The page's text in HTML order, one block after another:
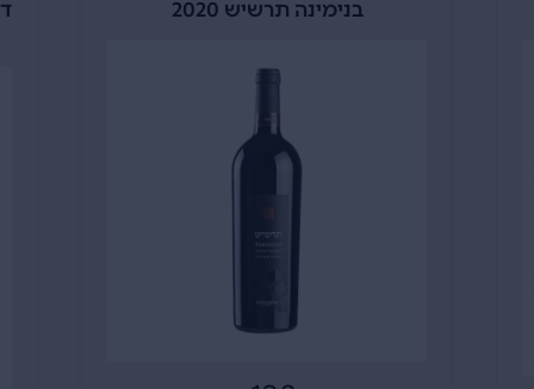
דאבל מגנום קברנה כרם בראון ירדן –